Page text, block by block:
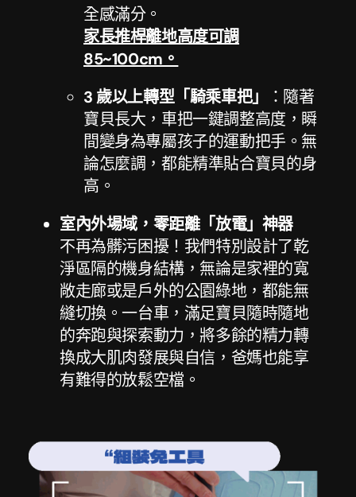
全感滿分。
家長推桿離地高度可調
85~100cm。
3 歲以上轉型「騎乘車把」
：隨著
寶貝長大，車把一鍵調整高度，瞬
間變身為專屬孩子的運動把手。無
論怎麼調，都能精準貼合寶貝的身
高。
室內外場域，零距離「放電」神器
不再為髒污困擾！我們特別設計了乾
淨區隔的機身結構，無論是家裡的寬
敞走廊或是戶外的公園綠地，都能無
縫切換。一台車，滿足寶貝隨時隨地
的奔跑與探索動力，將多餘的精力轉
換成大肌肉發展與自信，爸媽也能享
有難得的放鬆空檔。